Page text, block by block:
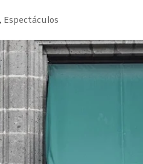
, Espectáculos